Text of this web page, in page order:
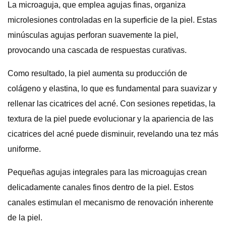
La microaguja, que emplea agujas finas, organiza
microlesiones controladas en la superficie de la piel. Estas
minúsculas agujas perforan suavemente la piel,
provocando una cascada de respuestas curativas.
Como resultado, la piel aumenta su producción de
colágeno y elastina, lo que es fundamental para suavizar y
rellenar las cicatrices del acné. Con sesiones repetidas, la
textura de la piel puede evolucionar y la apariencia de las
cicatrices del acné puede disminuir, revelando una tez más
uniforme.
Pequeñas agujas integrales para las microagujas crean
delicadamente canales finos dentro de la piel. Estos
canales estimulan el mecanismo de renovación inherente
de la piel.